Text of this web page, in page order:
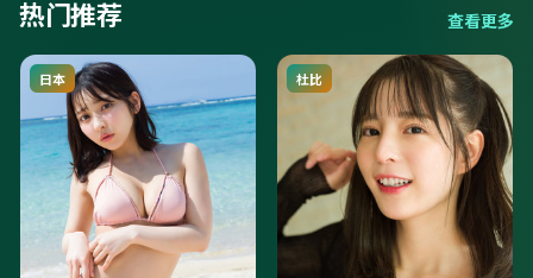
热门推荐 查看更多
日本 杜比